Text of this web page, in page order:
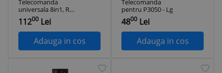
Telecomanda
universala 8in1, RC
univers 11W
11200 Lei
Adauga in cos
Telecomanda
pentru P3050 - Lg
4800 Lei
Adauga in cos